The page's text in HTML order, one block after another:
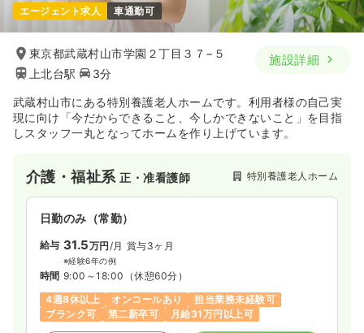
エージェント求人 車通勤可
東京都武蔵村山市学園２丁目３７−５
上北台駅
3分
施設詳細
武蔵村山市にある特別養護老人ホームです。利用者様の自己実
現に向け「今だからできること、今しかできないこと」を目指
しスタッフ一丸となってホームを作り上げています。
介護・福祉系正・准看護師 特別養護老人ホーム
日勤のみ（常勤）
給与 31.5万円 /月 賞与3ヶ月
※経験6年の例
時間 9:00～18:00 （休憩60分）
4週8休以上
オンコールあり
担当業務未経験可
ブランク可
第二新卒可 月給31万円以上可